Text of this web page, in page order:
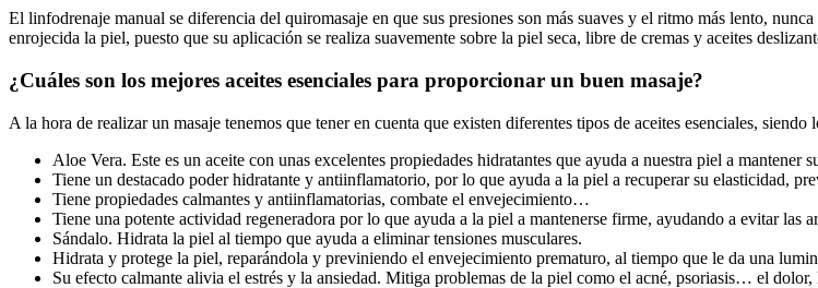
El linfodrenaje manual se diferencia del quiromasaje en que sus presiones son más suaves y el ritmo más lento,
enrojecida la piel, puesto que su aplicación se realiza suavemente sobre la piel seca, libre de cremas y aceites
¿Cuáles son los mejores aceites esenciales para proporcionar un buen masaje?
A la hora de realizar un masaje tenemos que tener en cuenta que existen diferentes tipos de aceites esenciales, siendo
Aloe Vera. Este es un aceite con unas excelentes propiedades hidratantes que ayuda a nuestra piel a mantener
Tiene un destacado poder hidratante y antiinflamatorio, por lo que ayuda a la piel a recuperar su elasticidad,
Tiene propiedades calmantes y antiinflamatorias, combate el envejecimiento…
Tiene una potente actividad regeneradora por lo que ayuda a la piel a mantenerse firme, ayudando a evitar las
Sándalo. Hidrata la piel al tiempo que ayuda a eliminar tensiones musculares.
Hidrata y protege la piel, reparándola y previniendo el envejecimiento prematuro, al tiempo que le da una
Su efecto calmante alivia el estrés y la ansiedad. Mitiga problemas de la piel como el acné, psoriasis… el